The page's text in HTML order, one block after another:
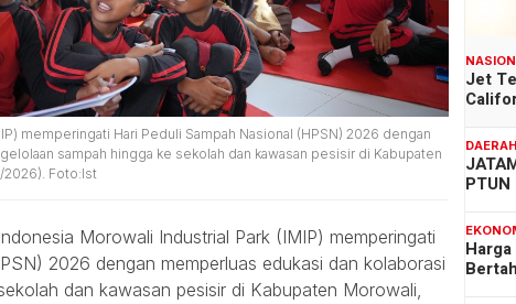
memperingati Hari Peduli Sampah Nasional (HPSN) 2026 dengan
sampah hingga ke sekolah dan kawasan pesisir di Kabupaten
2026). Foto:Ist
Morowali Industrial Park (IMIP) memperingati
2026 dengan memperluas edukasi dan kolaborasi
dan kawasan pesisir di Kabupaten Morowali,
Jet